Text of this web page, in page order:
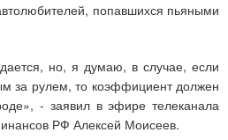
попавшихся пьяными
но, я думаю, в случае, если
за рулем, то коэффициент должен
- заявил в эфире телеканала
РФ Алексей Моисеев.